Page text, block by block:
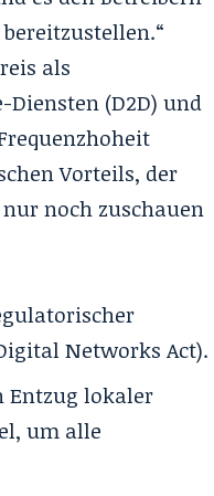
als
(D2D) und
Vorteils, der
noch zuschauen
Networks Act).
Entzug lokaler
um alle